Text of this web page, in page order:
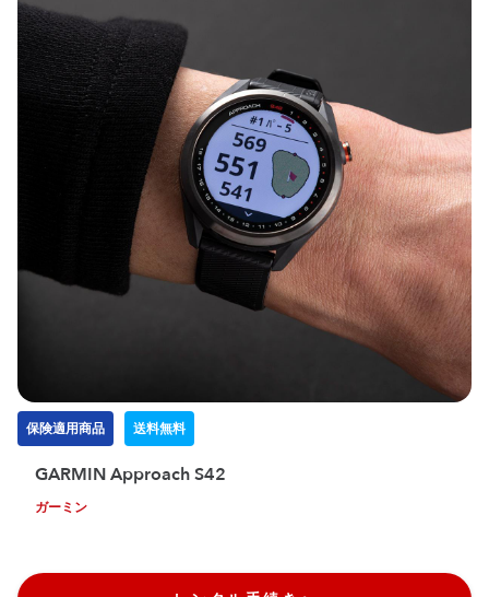
保険適用商品 送料無料
GARMIN Approach S42
ガーミン